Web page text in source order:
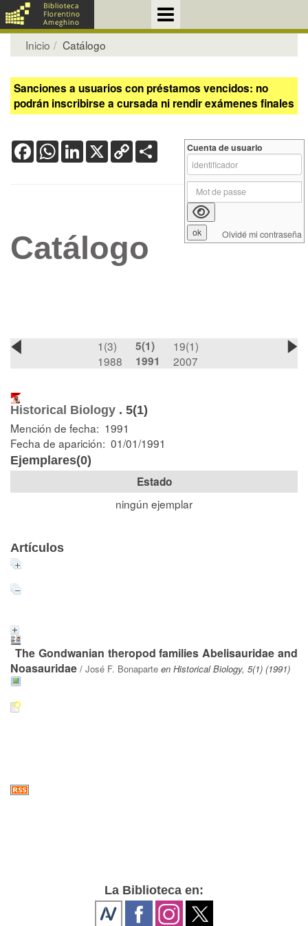
Inicio Catálogo
Sanciones a usuarios con préstamos vencidos: no
podrán inscribirse a cursada ni rendir exámenes finales
FacebookWhatsApp
LinkedIn
X Copy
Link
Catálogo
1(3)
1988
5(1)
1991
19(1)
2007
Historical Biology . 5(1)
Mención de fecha: 1991
Fecha de aparición: 01/01/1991
Ejemplares(0)
Estado
ningún ejemplar
Artículos
The Gondwanian theropod families Abelisauridae and
Noasauridae / José F. Bonaparte en Historical Biology, 5(1) (1991)
Cuenta de usuario
Olvidé mi contraseña
La Biblioteca en: